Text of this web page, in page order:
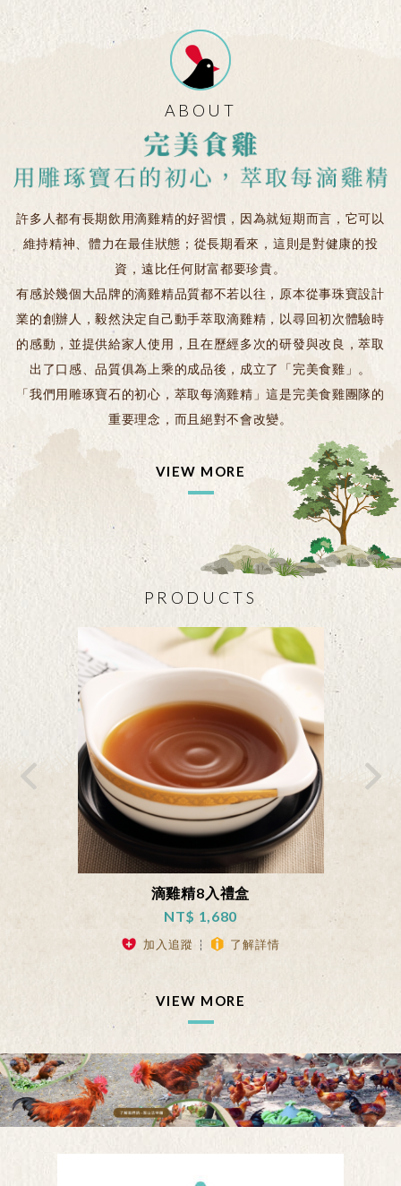
ABOUT
許多人都有長期飲用滴雞精的好習慣，因為就短期而言，它可以
維持精神、體力在最佳狀態；從長期看來，這則是對健康的投
資，遠比任何財富都要珍貴。
有感於幾個大品牌的滴雞精品質都不若以往，原本從事珠寶設計
業的創辦人，毅然決定自己動手萃取滴雞精，以尋回初次體驗時
的感動，並提供給家人使用，且在歷經多次的研發與改良，萃取
出了口感、品質俱為上乘的成品後，成立了「完美食雞」。
「我們用雕琢寶石的初心，萃取每滴雞精」這是完美食雞團隊的
重要理念，而且絕對不會改變。
VIEW MORE
PRODUCTS
Previous
滴雞精8入禮盒
NT$ 1,680
加入追蹤 了解詳情
VIEW MORE